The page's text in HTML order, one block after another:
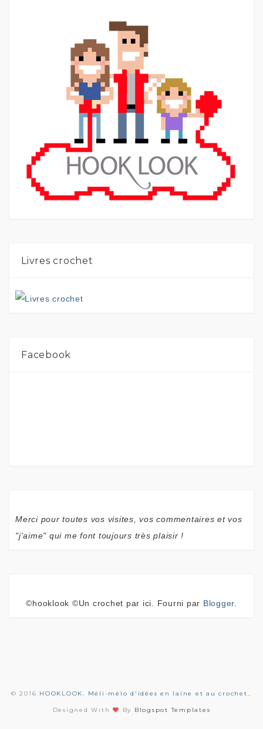
Livres crochet
Facebook
Merci pour toutes vos visites, vos commentaires et vos
"j'aime" qui me font toujours très plaisir !
©hooklook ©Un crochet par ici. Fourni par Blogger.
© 2016 HOOKLOOK. Méli-mélo d'idées en laine et au crochet..
Designed With By Blogspot Templates